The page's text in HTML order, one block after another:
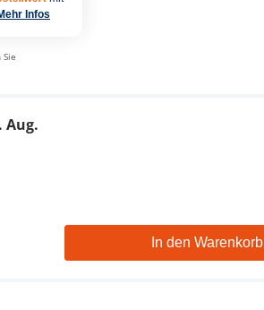
Infos
Aug.
In den Warenkorb